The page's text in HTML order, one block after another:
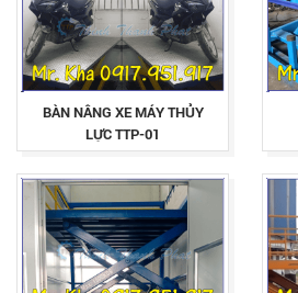
BÀN NÂNG XE MÁY THỦY
LỰC TTP-01